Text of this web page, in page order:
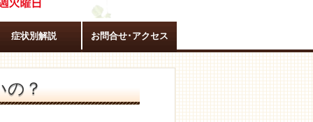
症状別解説 お問合せ･アクセス
の？